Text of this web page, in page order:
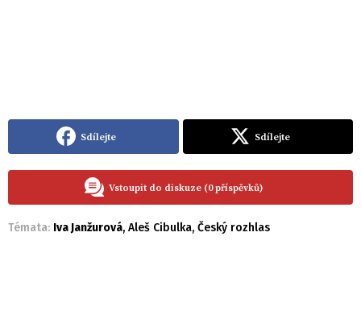
Sdílejte Sdílejte
Vstoupit do diskuze (0 příspěvků)
Témata: Iva Janžurová, Aleš Cibulka, Český rozhlas